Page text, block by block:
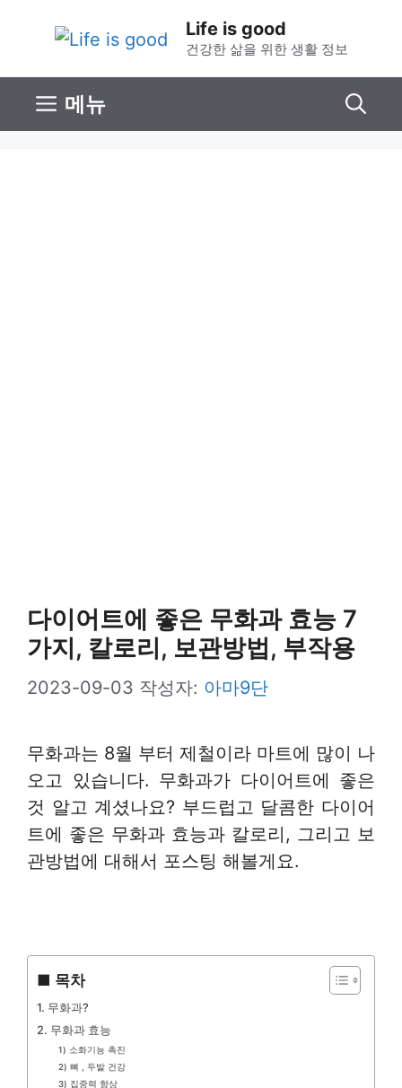
Life is good
건강한 삶을 위한 생활 정보
메뉴
다이어트에 좋은 무화과 효능 7
가지, 칼로리, 보관방법, 부작용
2023-09-03 작성자: 아마9단
무화과는 8월 부터 제철이라 마트에 많이 나
오고 있습니다. 무화과가 다이어트에 좋은
것 알고 계셨나요? 부드럽고 달콤한 다이어
트에 좋은 무화과 효능과 칼로리, 그리고 보
관방법에 대해서 포스팅 해볼게요.
■ 목차
1. 무화과?
2. 무화과 효능
1) 소화기능 촉진
2) 뼈 , 두발 건강
3) 집중력 향상